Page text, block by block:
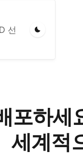
선
포하세
세계적